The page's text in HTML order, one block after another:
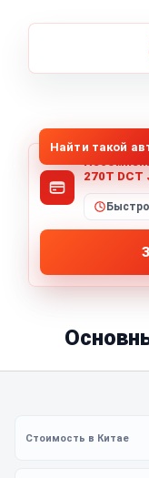
Найти такой
270T DCT